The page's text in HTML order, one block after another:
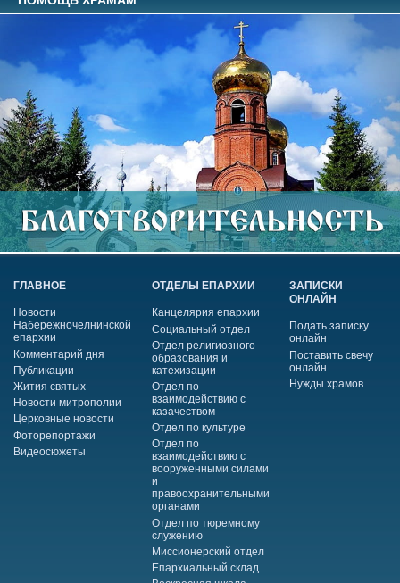
ГЛАВНОЕ
Новости
Набережночелнинской
епархии
Комментарий дня
Публикации
Жития святых
Новости митрополии
Церковные новости
Фоторепортажи
Видеосюжеты
ОТДЕЛЫ ЕПАРХИИ
Канцелярия епархии
Социальный отдел
Отдел религиозного
образования и
катехизации
Отдел по
взаимодействию с
казачеством
Отдел по культуре
Отдел по
взаимодействию с
вооруженными силами
и
правоохранительными
органами
Отдел по тюремному
служению
Миссионерский отдел
Епархиальный склад
ЗАПИСКИ
ОНЛАЙН
Подать записку
онлайн
Поставить свечу
онлайн
Нужды храмов